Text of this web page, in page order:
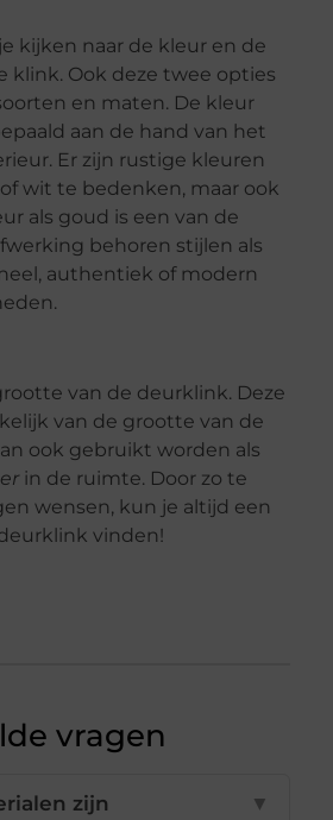
kijken naar de kleur en de
klink. Ook deze twee opties
en maten. De kleur
aan de hand van het
Er zijn rustige kleuren
wit te bedenken, maar ook
als goud is een van de
behoren stijlen als
authentiek of modern
van de deurklink. Deze
van de grootte van de
ook gebruikt worden als
in de ruimte. Door zo te
wensen, kun je altijd een
vinden!
vragen
zijn
▼